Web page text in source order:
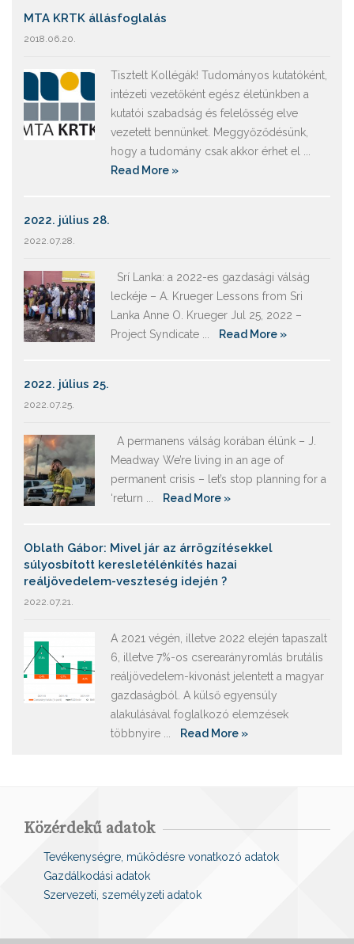
MTA KRTK állásfoglalás
2018.06.20.
Tisztelt Kollégák! Tudományos kutatóként,
intézeti vezetőként egész életünkben a
kutatói szabadság és felelősség elve
vezetett bennünket. Meggyőződésünk,
hogy a tudomány csak akkor érhet el ...
Read More »
2022. július 28.
2022.07.28.
Srí Lanka: a 2022-es gazdasági válság
leckéje – A. Krueger Lessons from Sri
Lanka Anne O. Krueger Jul 25, 2022 –
Project Syndicate ...
Read More »
2022. július 25.
2022.07.25.
A permanens válság korában élünk – J.
Meadway We’re living in an age of
permanent crisis – let’s stop planning for a
‘return ...
Read More »
Oblath Gábor: Mivel jár az árrögzítésekkel
súlyosbított keresletélénkítés hazai
reáljövedelem-veszteség idején ?
2022.07.21.
A 2021 végén, illetve 2022 elején tapaszalt
6, illetve 7%-os cserearányromlás brutális
reáljövedelem-kivonást jelentett a magyar
gazdaságból. A külső egyensúly
alakulásával foglalkozó elemzések
többnyire ...
Read More »
Közérdekű adatok
Tevékenységre, működésre vonatkozó adatok
Gazdálkodási adatok
Szervezeti, személyzeti adatok